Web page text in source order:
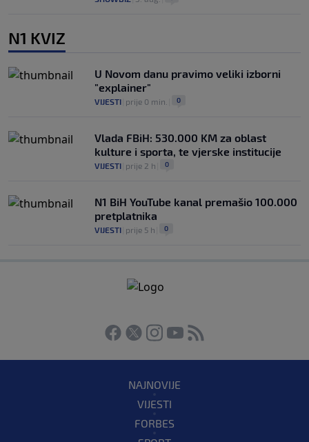
N1 KVIZ
U Novom danu pravimo veliki izborni
"explainer"
VIJESTI prije 0 min. 0
Vlada FBiH: 530.000 KM za oblast
kulture i sporta, te vjerske institucije
VIJESTI prije 2 h 0
N1 BiH YouTube kanal premašio 100.000
pretplatnika
VIJESTI prije 5 h 0
NAJNOVIJE
VIJESTI
FORBES